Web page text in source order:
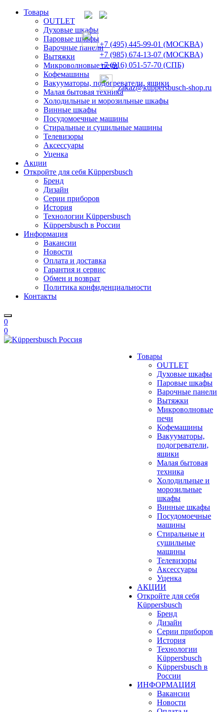
Товары
OUTLET
Духовые шкафы
Паровые шкафы
Варочные панели
Вытяжки
Микроволновые печи
Кофемашины
Вакууматоры, подогреватели, ящики
Малая бытовая техника
Холодильные и морозильные шкафы
Винные шкафы
Посудомоечные машины
Стиральные и сушильные машины
Телевизоры
Аксессуары
Уценка
Акции
Откройте для себя Küppersbusch
Бренд
Дизайн
Серии приборов
История
Технологии Küppersbusch
Küppersbusch в России
Информация
Вакансии
Новости
Оплата и доставка
Гарантия и сервис
Обмен и возврат
Политика конфиденциальности
Контакты
0
0
Товары
OUTLET
Духовые шкафы
Паровые шкафы
Варочные панели
Вытяжки
Микроволновые
печи
Кофемашины
Вакууматоры,
подогреватели,
ящики
Малая бытовая
техника
Холодильные и
морозильные
шкафы
Винные шкафы
Посудомоечные
машины
Стиральные и
сушильные
машины
Телевизоры
Аксессуары
Уценка
АКЦИИ
Откройте для себя
Küppersbusch
Бренд
Дизайн
Серии приборов
История
Технологии
Küppersbusch
Küppersbusch в
России
ИНФОРМАЦИЯ
Вакансии
Новости
+7 (495) 445-99-01 (МОСКВА)
+7 (985) 674-13-07 (МОСКВА)
+7 (916) 051-57-70 (СПБ)
zakaz@kuppersbusch-shop.ru